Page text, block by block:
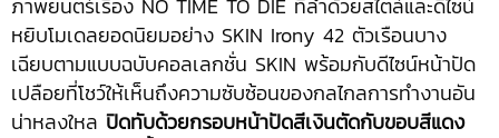
ภาพยนตร์เรื่อง NO TIME TO DIE ที่ล้ำด้วยสไตล์และดีไซน์
หยิบโมเดลยอดนิยมอย่าง SKIN Irony 42 ตัวเรือนบาง
เฉียบตามแบบฉบับคอลเลกชั่น SKIN พร้อมกับดีไซน์หน้าปัด
เปลือยที่โชว์ให้เห็นถึงความซับซ้อนของกลไกลการทำงานอัน
น่าหลงใหล ปิดทับด้วยกรอบหน้าปัดสีเงินตัดกับขอบสีแดง